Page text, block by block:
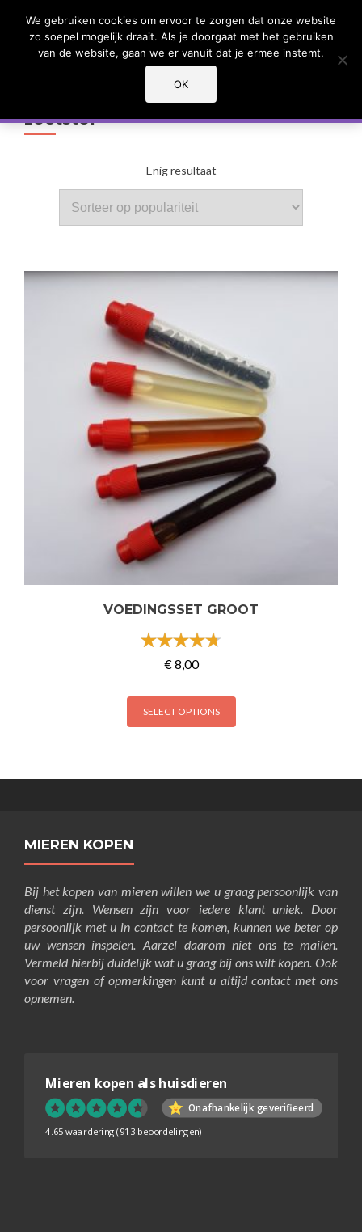
zoetstof
Enig resultaat
VOEDINGSSET GROOT
uit 5
€8,00
SELECT OPTIONS
MIEREN KOPEN
Bij het kopen van mieren willen we u graag persoonlijk van
dienst zijn. Wensen zijn voor iedere klant uniek. Door
persoonlijk met u in contact te komen, kunnen we beter op
uw wensen inspelen. Aarzel daarom niet ons te mailen.
Vermeld hierbij duidelijk wat u graag bij ons wilt kopen. Ook
voor vragen of opmerkingen kunt u altijd contact met ons
opnemen.
Mieren kopen als huisdieren
Onafhankelijk geverifieerd
4.65 waardering (913 beoordelingen)
Mededeling:
Wij zijn voorlopig gesloten
We hopen u in de toekomst weer van mierenkolonies te kunnen
voorzien.
Sluiten
We gebruiken cookies om ervoor te zorgen dat onze website
zo soepel mogelijk draait. Als je doorgaat met het gebruiken
van de website, gaan we er vanuit dat je ermee instemt.
OK